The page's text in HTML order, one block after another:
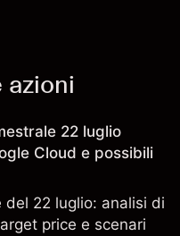
22 luglio
Cloud e possibili
22 luglio: analisi di
price e scenari